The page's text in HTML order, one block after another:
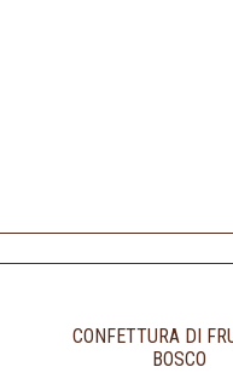
CONFETTURA DI
BOSCO